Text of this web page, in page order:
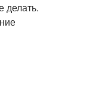
делать.